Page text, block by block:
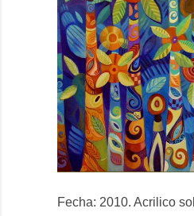
Fecha: 2010. Acrilico